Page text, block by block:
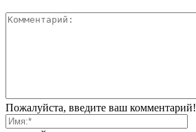
Пожалуйста, введите ваш комментарий!